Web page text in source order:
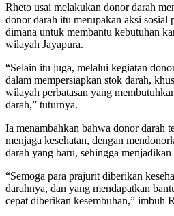
Rheto usai melakukan donor darah
donor darah itu merupakan aksi sosial
dimana untuk membantu kebutuhan
wilayah Jayapura.
“Selain itu juga, melalui kegiatan
dalam mempersiapkan stok darah,
wilayah perbatasan yang
darah,” tuturnya.
Ia menambahkan bahwa donor darah
menjaga kesehatan, dengan
darah yang baru, sehingga
“Semoga para prajurit diberikan
darahnya, dan yang mendapatkan
cepat diberikan kesembuhan,” imbuh